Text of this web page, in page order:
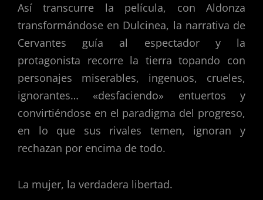
Así transcurre la película, con Aldonza
transformándose en Dulcinea, la narrativa de
Cervantes guía al espectador y la
protagonista recorre la tierra topando con
personajes miserables, ingenuos, crueles,
ignorantes… «desfaciendo» entuertos y
convirtiéndose en el paradigma del progreso,
en lo que sus rivales temen, ignoran y
rechazan por encima de todo.
La mujer, la verdadera libertad.